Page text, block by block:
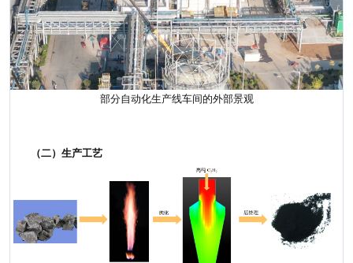
部分自动化生产线车间的外部景观
（二）生产工艺